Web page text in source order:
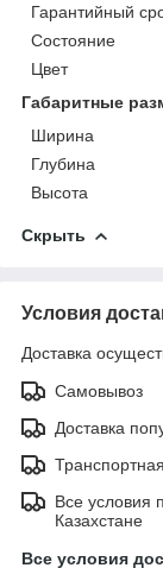
Гарантийный
Состояние
Цвет
Габаритные
Ширина
Глубина
Высота
Скрыть
Условия
Доставка
Самовывоз
Доставка
Все условия
Казахстане
Все условия